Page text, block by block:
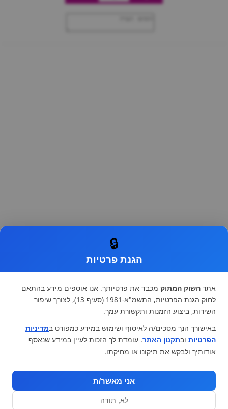
🔒
הגנת פרטיות
אתר השוק המתוק מכבד את פרטיותך. אנו אוספים מידע בהתאם
לחוק הגנת הפרטיות, התשמ"א-1981 (סעיף 13), לצורך שיפור
השירות, ביצוע הזמנות ותקשורת עמך.
באישורך הנך מסכים/ה לאיסוף ושימוש במידע כמפורט במדיניות
הפרטיות ובתקנון האתר. עומדת לך הזכות לעיין במידע שנאסף
אודותיך ולבקש את תיקונו או מחיקתו.
אני מאשר/ת
לא, תודה